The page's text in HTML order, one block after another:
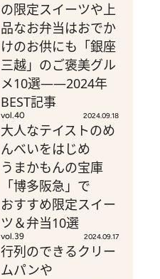
の限定スイーツや上
品なお弁当はおでか
けのお供にも「銀座
三越」のご褒美グル
メ10選――2024年
BEST記事
vol.40 2024.09.18
大人なテイストのめ
んべいをはじめ
うまかもんの宝庫
「博多阪急」で
おすすめ限定スイー
ツ＆弁当10選
vol.39 2024.09.17
行列のできるクリー
ムパンや